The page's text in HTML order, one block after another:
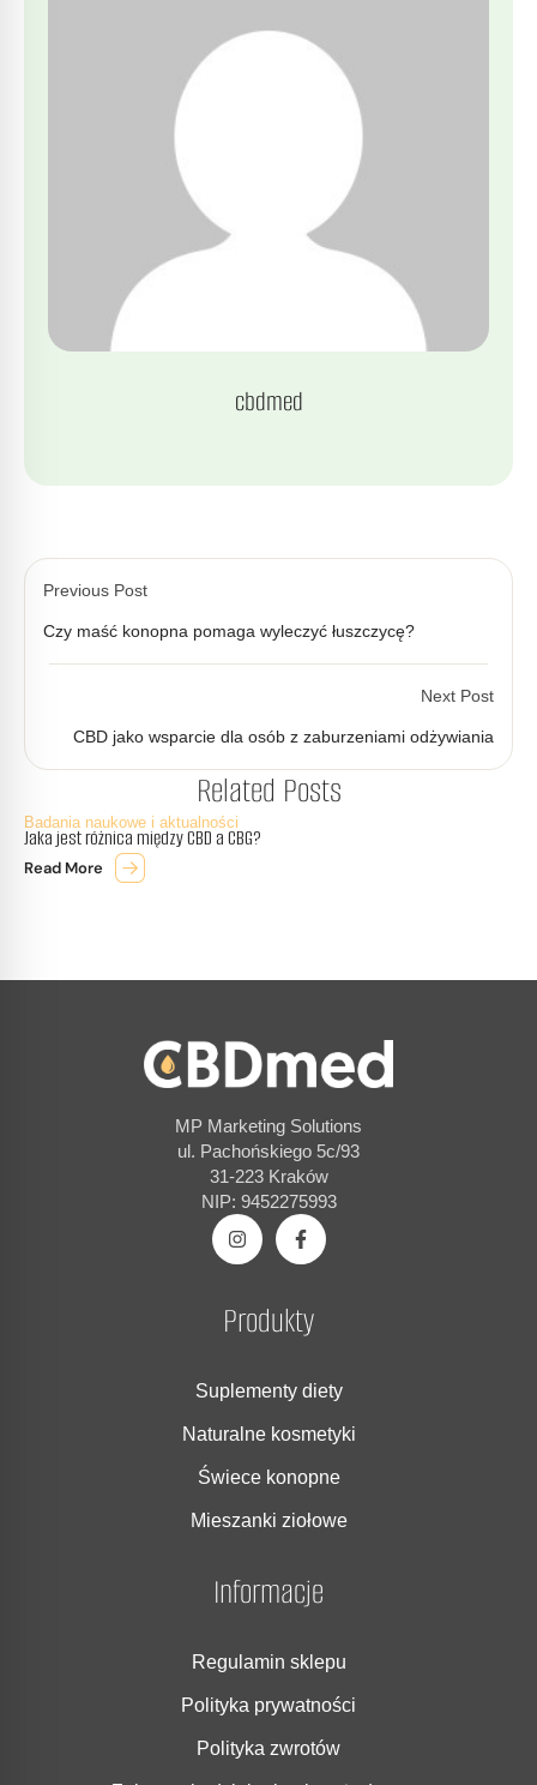
cbdmed
Previous Post
Czy maść konopna pomaga wyleczyć łuszczycę?
Next Post
CBD jako wsparcie dla osób z zaburzeniami odżywiania
Related Posts
Badania naukowe i aktualności
Jaka jest różnica między CBD a CBG?
Read More
MP Marketing Solutions
ul. Pachońskiego 5c/93
31-223 Kraków
NIP: 9452275993
Produkty
Suplementy diety
Naturalne kosmetyki
Świece konopne
Mieszanki ziołowe
Informacje
Regulamin sklepu
Polityka prywatności
Polityka zwrotów